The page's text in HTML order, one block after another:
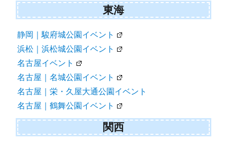
東海
静岡｜駿府城公園イベント
浜松｜浜松城公園イベント
名古屋イベント
名古屋｜名城公園イベント
名古屋｜栄・久屋大通公園イベント
名古屋｜鶴舞公園イベント
関西